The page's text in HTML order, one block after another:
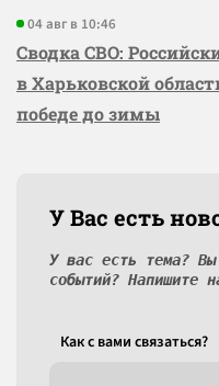
04 авг в 10:46
Сводка СВО:
в Харьковской
победе до зимы
У Вас есть
У вас есть тема?
событий? Напишите
Как c вами связаться?